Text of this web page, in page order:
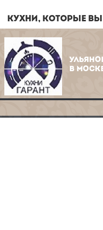
КУХНИ, КОТОРЫЕ
В